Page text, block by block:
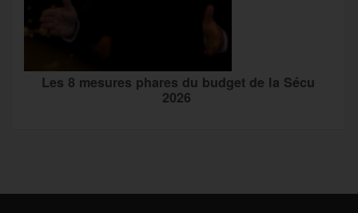
Les 8 mesures phares du budget de la Sécu
2026